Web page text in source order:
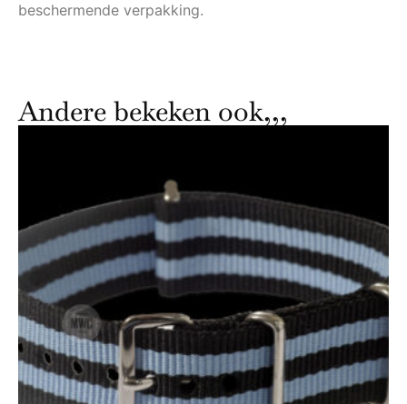
beschermende verpakking.
Andere bekeken ook,,,